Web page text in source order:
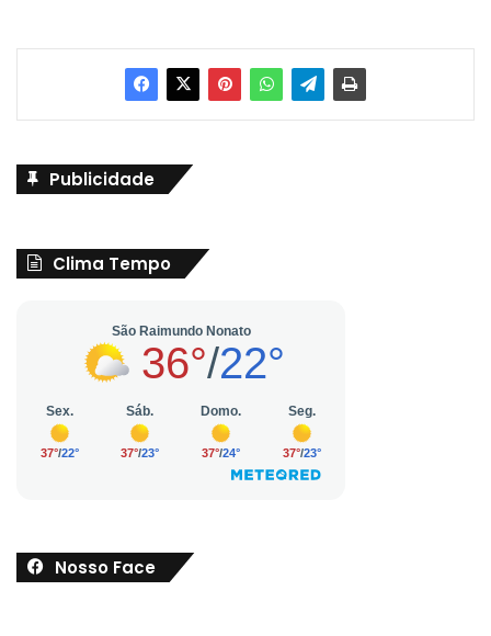
Publicidade
Clima Tempo
Nosso Face